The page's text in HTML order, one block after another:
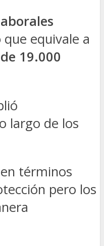
que equivale a
19.000
largo de los
términos
pero los